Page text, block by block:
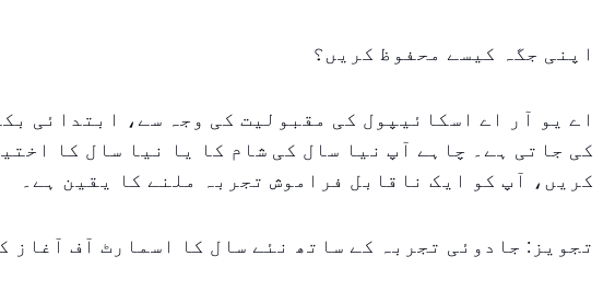
اپنی جگہ کیسے محفوظ کریں؟
اے یو آر اے اسکائیپول کی مقبولیت کی وجہ سے، ابتدائی
کی جاتی ہے۔ چاہے آپ نیا سال کی شام کا یا نیا سال کا
کریں، آپ کو ایک ناقابل فراموش تجربہ ملنے کا یقین ہے۔
تجویز: جادوئی تجربہ کے ساتھ نئے سال کا اسمارٹ آف آغاز